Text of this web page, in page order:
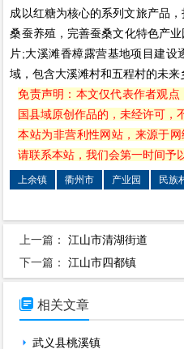
成以红糖为核心的系列文旅产品
桑蚕养殖，完善蚕桑文化特色产
片;大溪滩香樟露营基地项目建设
域，包含大溪滩村和五程村的未来
免责声明：本文仅代表作者观
国县域原创作品的，未经许可，
本站为非营利性网站，来源于
请联系本站，我们会第一时间予
上余镇 衢州市 产业园 民族
上一篇：江山市清湖街道
下一篇：江山市四都镇
 相关文章
武义县桃溪镇